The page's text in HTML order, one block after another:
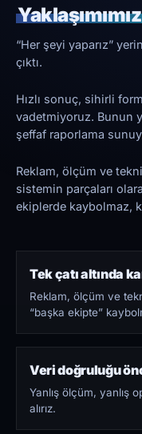
Yaklaşımımız
“Her şeyi yaparız”
çıktı.
Hızlı sonuç, sihirli
vadetmiyoruz. Bunun
şeffaf raporlama
Reklam, ölçüm ve
sistemin parçaları
ekiplerde kaybolmaz,
Tek çatı altında
Reklam, ölçüm ve
“başka ekipte”
Veri doğruluğu
Yanlış ölçüm, yanlış
alırız.